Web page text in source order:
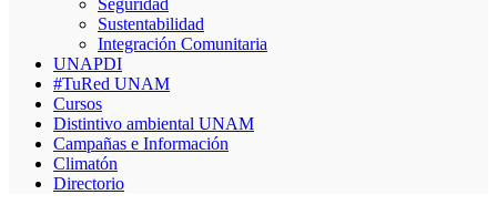
Seguridad
Sustentabilidad
Integración Comunitaria
UNAPDI
#TuRed UNAM
Cursos
Distintivo ambiental UNAM
Campañas e Información
Climatón
Directorio